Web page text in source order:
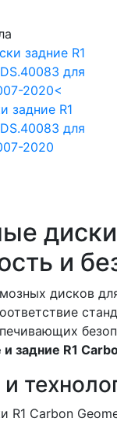
задние R1
для
2020
и
дисков
задние R1
R1 Carbon